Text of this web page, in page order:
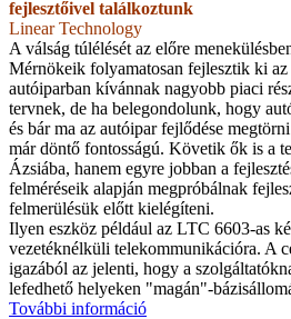
fejlesztőivel találkoztunk
Linear Technology
A válság túlélését az előre
Mérnökeik folyamatosan fejlesztik ki
autóiparban kívánnak nagyobb piaci
tervnek, de ha belegondolunk, hogy
és bár ma az autóipar fejlődése
már döntő fontosságú. Követik ők is a
Ázsiába, hanem egyre jobban a
felméréseik alapján megpróbálnak
felmerülésük előtt kielégíteni.
Ilyen eszköz például az LTC 6603-as
vezetéknélküli telekommunikációra. A
igazából az jelenti, hogy a
lefedhető helyeken "magán"-
További információ